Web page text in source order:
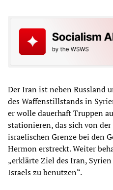
Der Iran ist neben Russland
des Waffenstillstands in
er wolle dauerhaft Truppen
stationieren, das sich von
israelischen Grenze bei den
Hermon erstreckt. Weiter
„erklärte Ziel des Iran,
Israels zu benutzen“.